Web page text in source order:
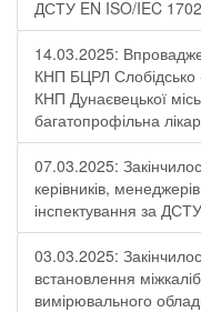
ДСТУ EN ISO/IEC
14.03.2025:
КНП БЦРЛ Слобідсько -
КНП Дунаєвецької
багатопрофільна
07.03.2025:
керівників,
інспектування за
03.03.2025:
встановлення
вимірювального